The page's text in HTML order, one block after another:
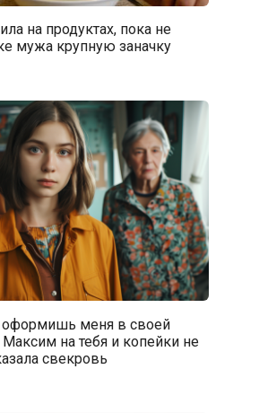
на продуктах, пока не
мужа крупную заначку
меня в своей
на тебя и копейки не
свекровь